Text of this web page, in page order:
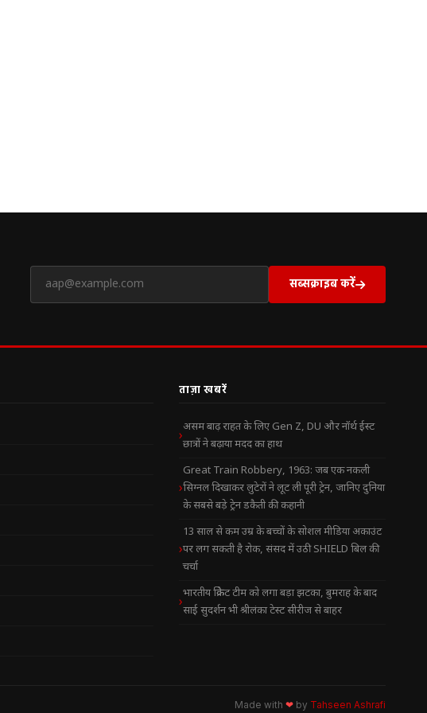
सब्सक्राइब करें
ताज़ा खबरें
असम बाढ़ राहत के लिए Gen Z, DU और नॉर्थ ईस्ट
छात्रों ने बढ़ाया मदद का हाथ
Great Train Robbery, 1963: जब एक नकली
सिग्नल दिखाकर लुटेरों ने लूट ली पूरी ट्रेन, जानिए दुनिया
के सबसे बड़े ट्रेन डकैती की कहानी
13 साल से कम उम्र के बच्चों के सोशल मीडिया अकाउंट
पर लग सकती है रोक, संसद में उठी SHIELD बिल की
चर्चा
भारतीय क्रिकेट टीम को लगा बड़ा झटका, बुमराह के बाद
साई सुदर्शन भी श्रीलंका टेस्ट सीरीज से बाहर
Made with ❤ by Tahseen Ashrafi